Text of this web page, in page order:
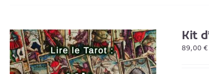
Kit
89,00€